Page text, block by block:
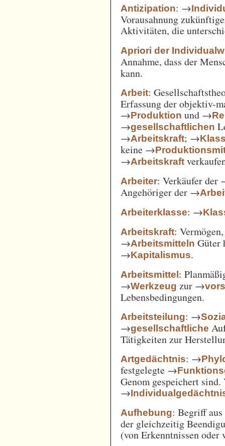
Antizipation: →
Vorausahnung
Aktivitäten, die
Apriori der
Annahme, dass der
kann.
Arbeit:
Erfassung der objektiv-
→Produktion und →
→gesellschaftlichen
→Arbeitskraft; →
keine →
→Arbeitskraft
Arbeiter: Verkäufer der
Angehöriger der →
Arbeiterklasse: →
Arbeitskraft:
→Arbeitsmitteln Güter
→Kapitalismus.
Arbeitsmittel:
→Werkzeug zur →
Lebensbedingungen.
Arbeitsteilung: →
→gesellschaftliche
Tätigkeiten zur
Artgedächtnis: →
festgelegte →
Genom gespeichert sind.
→
Aufhebung: Begriff
der gleichzeitig
(von Erkenntnissen